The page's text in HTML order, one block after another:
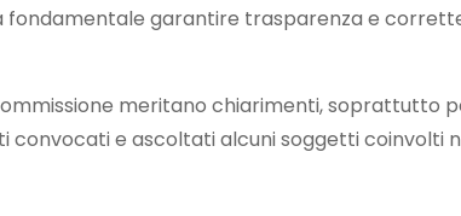
fondamentale garantire trasparenza e
meritano chiarimenti, soprattutto
e ascoltati alcuni soggetti coinvolti